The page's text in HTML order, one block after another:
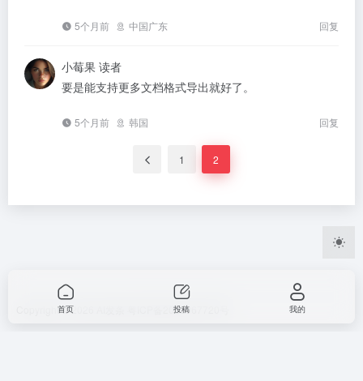
5个月前 中国广东 回复
小莓果 读者
要是能支持更多文档格式导出就好了。
5个月前 韩国 回复
1 2
Copyright © 2026 粤ICP备2023067720号
首页 投稿 我的